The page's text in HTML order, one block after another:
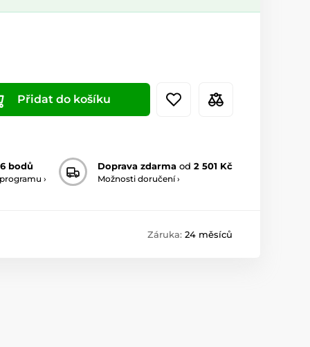
Přidat do košíku
bodů
›
Doprava zdarma od 2 501 Kč
Možnosti doručení ›
Záruka: 24 měsíců